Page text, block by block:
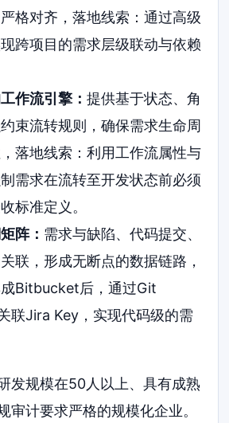
格对齐，落地线索：通过高级
跨项目的需求层级联动与依赖
作流引擎： 提供基于状态、角
束流转规则，确保需求生命周
落地线索：利用工作流属性与
需求在流转至开发状态前必须
标准定义。
阵： 需求与缺陷、代码提交、
联，形成无断点的数据链路，
Bitbucket后，通过Git
联Jira Key，实现代码级的需
发规模在50人以上、具有成熟
审计要求严格的规模化企业。